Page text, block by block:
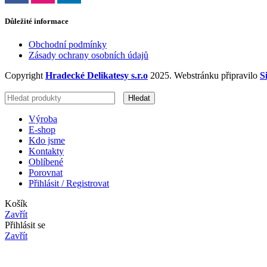
Důležité informace
Obchodní podmínky
Zásady ochrany osobních údajů
Copyright Hradecké Delikatesy s.r.o 2025. Webstránku připravilo
Hledat
Výroba
E-shop
Kdo jsme
Kontakty
Oblíbené
Porovnat
Přihlásit / Registrovat
Košík
Zavřít
Přihlásit se
Zavřít